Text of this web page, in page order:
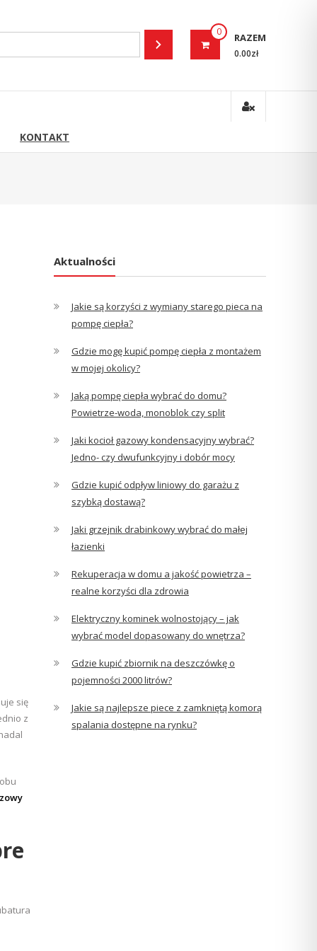
0 RAZEM
0.00zł
KONTAKT
się
z
Aktualności
Jakie są korzyści z wymiany starego pieca na
pompę ciepła?
Gdzie mogę kupić pompę ciepła z montażem
w mojej okolicy?
Jaką pompę ciepła wybrać do domu?
Powietrze-woda, monoblok czy split
Jaki kocioł gazowy kondensacyjny wybrać?
Jedno- czy dwufunkcyjny i dobór mocy
Gdzie kupić odpływ liniowy do garażu z
szybką dostawą?
Jaki grzejnik drabinkowy wybrać do małej
łazienki
Rekuperacja w domu a jakość powietrza –
realne korzyści dla zdrowia
Elektryczny kominek wolnostojący – jak
wybrać model dopasowany do wnętrza?
Gdzie kupić zbiornik na deszczówkę o
pojemności 2000 litrów?
Jakie są najlepsze piece z zamkniętą komorą
spalania dostępne na rynku?